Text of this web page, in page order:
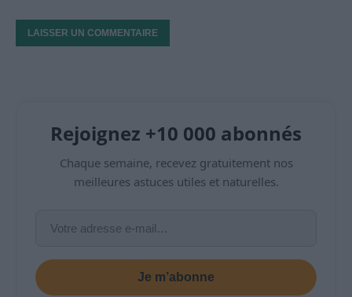
Rejoignez +10 000 abonnés
Chaque semaine, recevez gratuitement nos
meilleures astuces utiles et naturelles.
Je m’abonne